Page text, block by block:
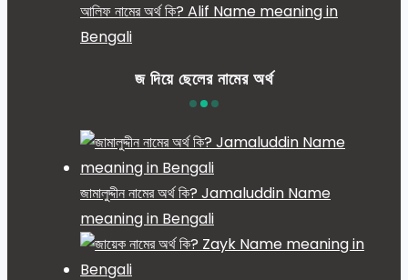
আলিফ নামের অর্থ কি? Alif Name meaning in
Bengali
জ দিয়ে ছেলের নামের অর্থ
জামালুদ্দীন নামের অর্থ কি? Jamaluddin Name
meaning in Bengali